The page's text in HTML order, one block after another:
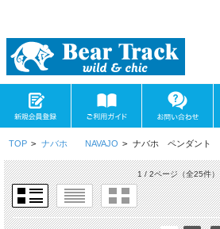
TOP > ナバホ NAVAJO > ナバホ ペンダント
1 / 2ページ（全25件）